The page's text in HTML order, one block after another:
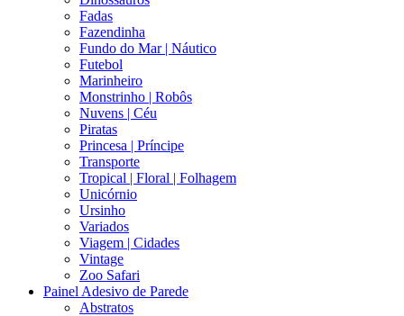
Fadas
Fazendinha
Fundo do Mar | Náutico
Futebol
Marinheiro
Monstrinho | Robôs
Nuvens | Céu
Piratas
Princesa | Príncipe
Transporte
Tropical | Floral | Folhagem
Unicórnio
Ursinho
Variados
Viagem | Cidades
Vintage
Zoo Safari
Painel Adesivo de Parede
Abstratos